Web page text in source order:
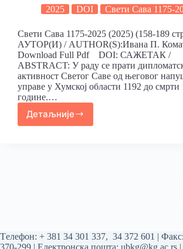
2025
DOI Свети Сава 1175-
Свети Сава 1175-2025 (2025) (158-189
АУТОР(И) / AUTHOR(S):Ивана П.
Download Full Pdf DOI: САЖЕТАК /
ABSTRACT: У раду се прати
активност Светог Саве од његовог
управе у Хумској области 1192 до смрти
године.…
Детаљније
Tелефон: + 381 34 301 337, 34 372 601 |
370-299 | Електронска пошта: ubkg@kg.ac.rs |